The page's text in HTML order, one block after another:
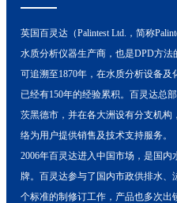
英国百灵达（Palintest Ltd.，简称
水质分析仪器生产商，也是DPD方法
可追溯至1870年，在水质分析设备
已经有150年的经验累积。百灵达总
茨黑德市，并在各大洲设有分支机构
络为用户提供销售及技术支持服务。
2006年百灵达进入中国市场，是国内
牌。百灵达参与了国内市政供排水、
个标准的制修订工作，产品也多次出